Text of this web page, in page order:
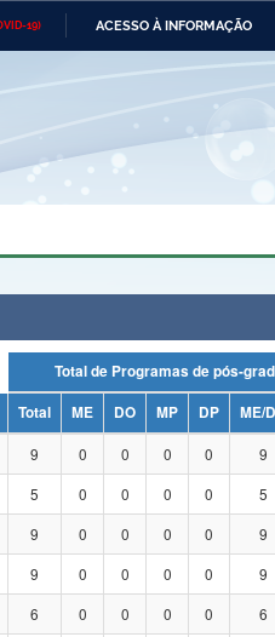
19) ACESSO À INFORMAÇÃO
Ministério das Relações
Banco Central do Brasil
Total de Programas
Total ME DO MP DP ME/
9 0 0 0 0 9
5 0 0 0 0 5
9 0 0 0 0 9
9 0 0 0 0 9
6 0 0 0 0 6